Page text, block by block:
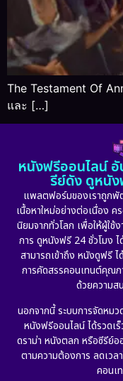
The Testament Of
และ […]
หนังฟรีออนไลน์
รีย์ดัง ดูหนั
แพลตฟอร์มของเราถูกพั
เนื้อหาใหม่อย่างต่อเนื่อง
นิยมจากทั่วโลก เพื่อให้ผู้ใ
การ ดูหนังฟรี 24 ชั่วโมง ไ
สามารถเข้าถึง หนังดูฟรี
การคัดสรรคอนเทนต์คุณภ
ด้วยความส
นอกจากนี้ ระบบการจัดหม
หนังฟรีออนไลน์ ได้รวดเ
ดราม่า หนังตลก หรือซีรีย์
ตามความต้องการ ลดเวล
คอนเ